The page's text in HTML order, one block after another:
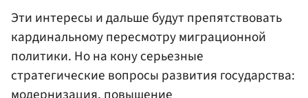
Эти интересы и дальше будут препятствовать
кардинальному пересмотру миграционной
политики. Но на кону серьезные
стратегические вопросы развития государства: